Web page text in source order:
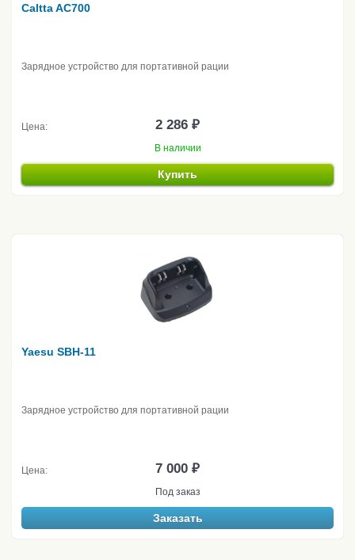
Caltta AC700
Зарядное устройство для портативной рации
Цена: 2 286 ₽
В наличии
Купить
Yaesu SBH-11
Зарядное устройство для портативной рации
Цена: 7 000 ₽
Под заказ
Заказать